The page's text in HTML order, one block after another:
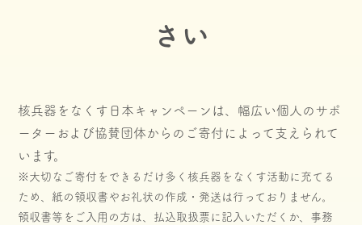
さい
核兵器をなくす日本キャンペーンは、幅広い個人のサポ
ーターおよび協賛団体からのご寄付によって支えられて
います。
※大切なご寄付をできるだけ多く核兵器をなくす活動に充てる
ため、紙の領収書やお礼状の作成・発送は行っておりません。
領収書等をご入用の方は、払込取扱票に記入いただくか、事務